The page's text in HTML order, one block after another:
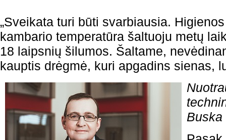
„Sveikata turi būti svarbiausia.
kambario temperatūra šaltuoju metų
18 laipsnių šilumos. Šaltame,
kauptis drėgmė, kuri apgadins sienas,
Buska